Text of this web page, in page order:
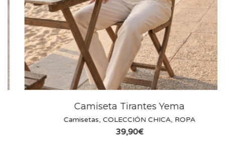
Camiseta Tirantes Yema
Camisetas,COLECCIÓN CHICA,ROPA
39,90€